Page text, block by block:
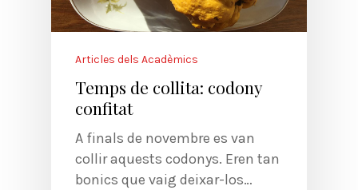
Articles dels Acadèmics
Temps de collita: codony
confitat
A finals de novembre es van
collir aquests codonys. Eren tan
bonics que vaig deixar-los…